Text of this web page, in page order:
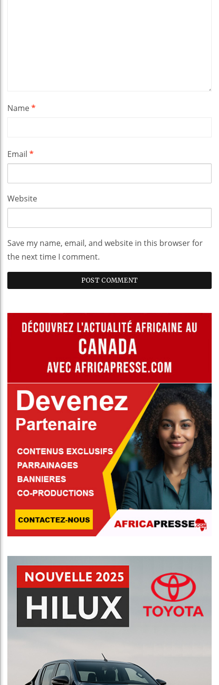
Name*
Email *
Website
Save my name, email, and website in this browser for
the next time I comment.